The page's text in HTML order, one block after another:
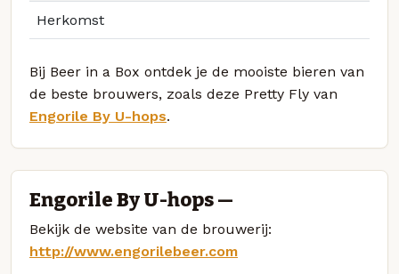
Herkomst
Bij Beer in a Box ontdek je de mooiste bieren van
de beste brouwers, zoals deze Pretty Fly van
Engorile By U-hops.
Engorile By U-hops —
Bekijk de website van de brouwerij:
http://www.engorilebeer.com